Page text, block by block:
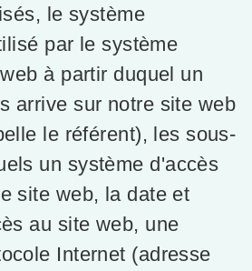
le système
par le système
à partir duquel un
arrive sur notre site web
le référent), les sous-
un système d'accès
site web, la date et
au site web, une
Internet (adresse